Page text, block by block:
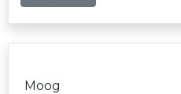
Moog